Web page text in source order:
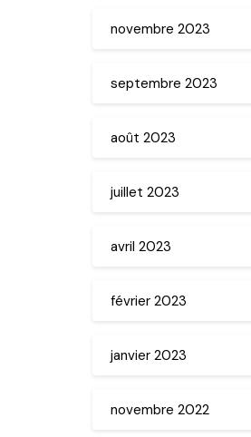
novembre 2023
septembre 2023
août 2023
juillet 2023
avril 2023
février 2023
janvier 2023
novembre 2022